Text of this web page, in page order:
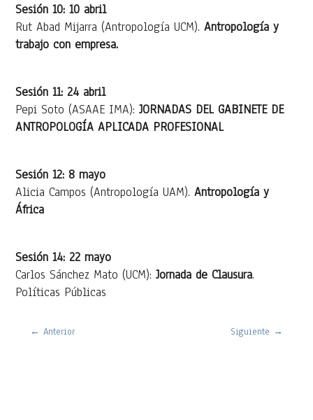
Sesión 10: 10 abril
Rut Abad Mijarra (Antropología UCM).Antropología y
trabajo con empresa.
Sesión 11: 24 abril
Pepi Soto (ASAAE IMA):JORNADAS DEL GABINETE DE
ANTROPOLOGÍA APLICADA PROFESIONAL
Sesión 12: 8 mayo
Alicia Campos (Antropología UAM).Antropología y
África
Sesión 14: 22 mayo
Carlos Sánchez Mato (UCM):Jornada de Clausura.
Políticas Públicas
← Anterior Siguiente →